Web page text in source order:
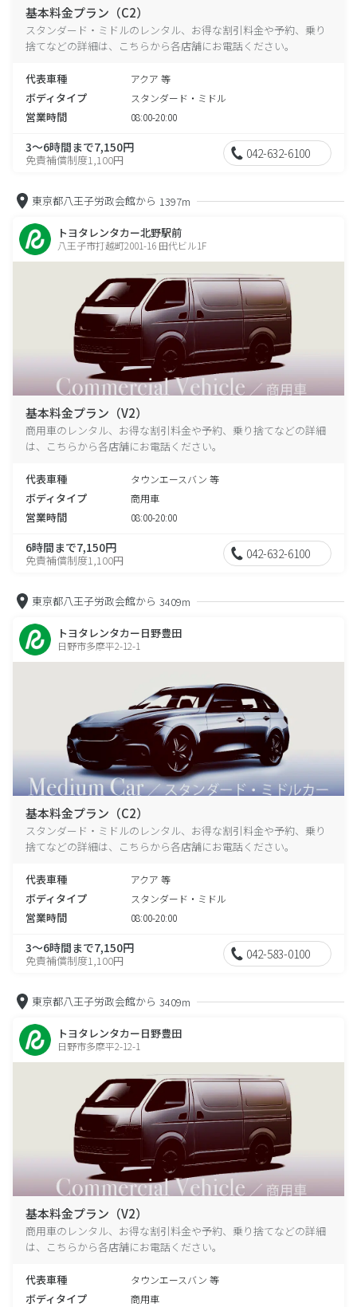
基本料金プラン（C2）
スタンダード・ミドルのレンタル、お得な割引料金や予約、乗り
捨てなどの詳細は、こちらから各店舗にお電話ください。
代表車種 アクア 等
ボディタイプ スタンダード・ミドル
営業時間 08:00-20:00
3～6時間まで7,150円
免責補償制度1,100円 042-632-6100
東京都八王子労政会館から 1397m
トヨタレンタカー北野駅前
八王子市打越町2001-16 田代ビル1F
基本料金プラン（V2）
商用車のレンタル、お得な割引料金や予約、乗り捨てなどの詳細
は、こちらから各店舗にお電話ください。
代表車種 タウンエースバン 等
ボディタイプ 商用車
営業時間 08:00-20:00
6時間まで7,150円
免責補償制度1,100円 042-632-6100
東京都八王子労政会館から 3409m
トヨタレンタカー日野豊田
日野市多摩平2-12-1
基本料金プラン（C2）
スタンダード・ミドルのレンタル、お得な割引料金や予約、乗り
捨てなどの詳細は、こちらから各店舗にお電話ください。
代表車種 アクア 等
ボディタイプ スタンダード・ミドル
営業時間 08:00-20:00
3～6時間まで7,150円
免責補償制度1,100円 042-583-0100
東京都八王子労政会館から 3409m
トヨタレンタカー日野豊田
日野市多摩平2-12-1
基本料金プラン（V2）
商用車のレンタル、お得な割引料金や予約、乗り捨てなどの詳細
は、こちらから各店舗にお電話ください。
代表車種 タウンエースバン 等
ボディタイプ 商用車